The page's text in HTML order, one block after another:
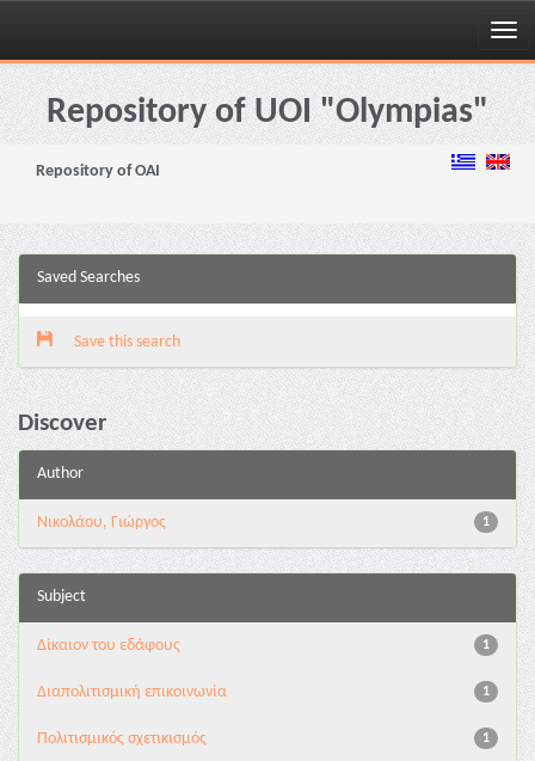
Skip
navigationRepository of UOI "Olympias"
Repository of OAI
Saved Searches
Save this search
Discover
Author
1
Νικολάου, Γιώργος
Subject
1
Δίκαιον του εδάφους
1
Διαπολιτισμική επικοινωνία
1
Πολιτισμικός σχετικισμός